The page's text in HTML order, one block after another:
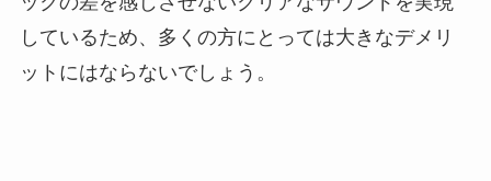
しているため、多くの方にとっては大きなデメリ
ットにはならないでしょう。